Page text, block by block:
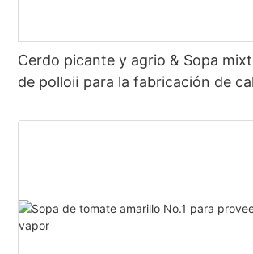
Cerdo picante y agrio & Sopa
de polloⅱ para la fabricación de